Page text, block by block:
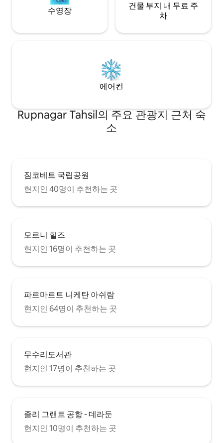
수영장
건물 부지 내 무료 주
차
에어컨
Rupnagar Tahsil의 주요 관광지 근처 숙
소
짐코베트 국립공원
현지인 40명이 추천하는 곳
모르니 힐즈
현지인 16명이 추천하는 곳
파르마르트 니케탄 아쉬람
현지인 64명이 추천하는 곳
무수리도서관
현지인 17명이 추천하는 곳
졸리 그랜트 공항 - 데라둔
현지인 10명이 추천하는 곳